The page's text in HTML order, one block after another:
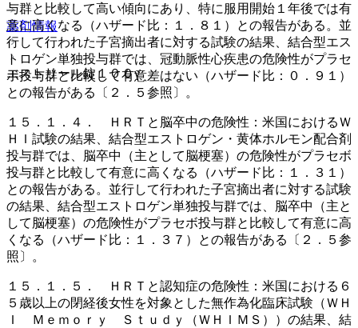
薬剤情報
エストリール錠１００γ
与群と比較して高い傾向にあり、特に服用開始１年後では有
意に高くなる（ハザード比：１．８１）との報告がある。並
行して行われた子宮摘出者に対する試験の結果、結合型エス
トロゲン単独投与群では、冠動脈性心疾患の危険性がプラセ
ボ投与群と比較して有意差はない（ハザード比：０．９１）
との報告がある〔２．５参照〕。
１５．１．４． ＨＲＴと脳卒中の危険性：米国におけるＷ
ＨＩ試験の結果、結合型エストロゲン・黄体ホルモン配合剤
投与群では、脳卒中（主として脳梗塞）の危険性がプラセボ
投与群と比較して有意に高くなる（ハザード比：１．３１）
との報告がある。並行して行われた子宮摘出者に対する試験
の結果、結合型エストロゲン単独投与群では、脳卒中（主と
して脳梗塞）の危険性がプラセボ投与群と比較して有意に高
くなる（ハザード比：１．３７）との報告がある〔２．５参
照〕。
１５．１．５． ＨＲＴと認知症の危険性：米国における６
５歳以上の閉経後女性を対象とした無作為化臨床試験（ＷＨ
Ｉ Ｍｅｍｏｒｙ Ｓｔｕｄｙ（ＷＨＩＭＳ））の結果、結